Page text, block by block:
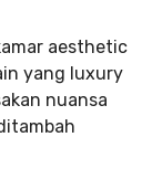
aesthetic
yang luxury
nuansa